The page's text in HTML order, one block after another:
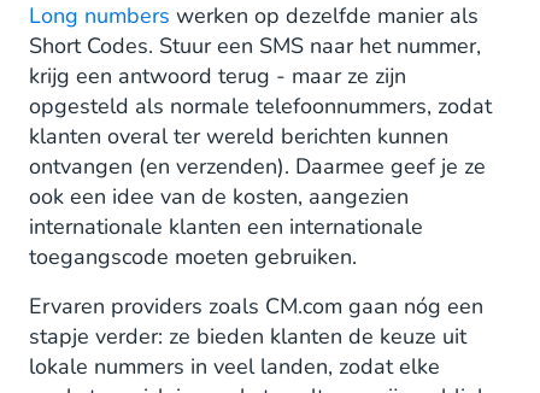
Long numbers werken op dezelfde manier als
Short Codes. Stuur een SMS naar het nummer,
krijg een antwoord terug - maar ze zijn
opgesteld als normale telefoonnummers, zodat
klanten overal ter wereld berichten kunnen
ontvangen (en verzenden). Daarmee geef je ze
ook een idee van de kosten, aangezien
internationale klanten een internationale
toegangscode moeten gebruiken.
Ervaren providers zoals CM.com gaan nóg een
stapje verder: ze bieden klanten de keuze uit
lokale nummers in veel landen, zodat elke